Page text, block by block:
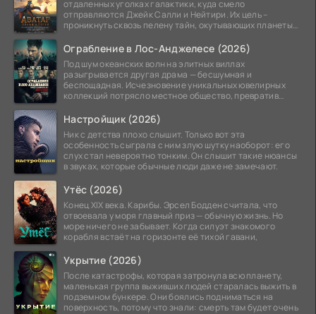
отдаленных уголках галактики, куда смело
отправляются Джейк Салли и Нейтири. Их цель –
проникнуть сквозь пелену тайн, окутывающих планеты
Ограбление в Лос-Анджелесе (2026)
Под шум океанских волн на элитных виллах
разыгрывается другая драма — бесшумная и
беспощадная. Исчезновение уникальных ювелирных
коллекций потрясло местное общество, превратив
Настройщик (2026)
Ник с детства плохо слышит. Только вот эта
особенность сыграла с ним злую шутку наоборот: его
слух стал невероятно тонким. Он слышит такие нюансы
в звуках, которые обычные люди даже не замечают.
Утёс (2026)
Конец XIX века. Карибы. Эрсел Бодден считала, что
отвоевала у моря главный приз — обычную жизнь. Но
море ничего не забывает. Когда силуэт знакомого
корабля встаёт на горизонте её тихой гавани,
Укрытие (2026)
После катастрофы, которая затронула всю планету,
маленькая группа выживших людей старалась выжить в
подземном бункере. Они боялись подниматься на
поверхность, потому что знали: смерть там будет очень